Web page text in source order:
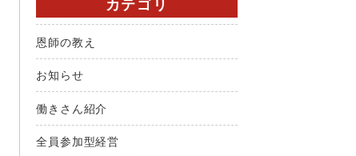
カテゴリ
恩師の教え
お知らせ
働きさん紹介
全員参加型経営